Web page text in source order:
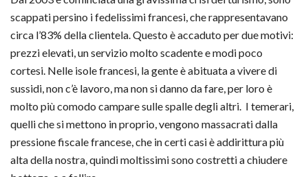
scappati persino i fedelissimi francesi, che rappresentavano
circa l’83% della clientela. Questo è accaduto per due motivi:
prezzi elevati, un servizio molto scadente e modi poco
cortesi. Nelle isole francesi, la gente è abituata a vivere di
sussidi, non c’è lavoro, ma non si danno da fare, per loro è
molto più comodo campare sulle spalle degli altri. I temerari,
quelli che si mettono in proprio, vengono massacrati dalla
pressione fiscale francese, che in certi casi è addirittura più
alta della nostra, quindi moltissimi sono costretti a chiudere